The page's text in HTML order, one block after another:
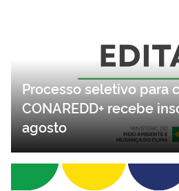
Processo seletivo para
CONAREDD+ recebe
agosto